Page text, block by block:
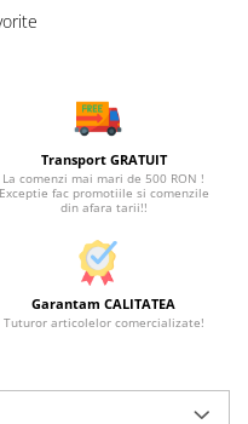
Transport GRATUIT
La comenzi mai mari de 500 RON !
Exceptie fac promotiile si comenzile
din afara tarii!!
Garantam CALITATEA
Tuturor articolelor comercializate!